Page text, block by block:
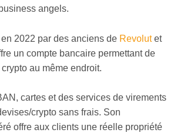
angels.
2022 par des anciens de Revolutet
un compte bancaire permettant de
au même endroit.
cartes et des services de virements
crypto sans frais. Son
offre aux clients une réelle propriété